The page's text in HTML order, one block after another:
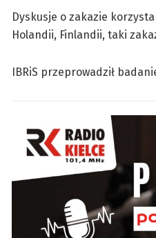
Dyskusje o zakazie
Holandii, Finlandii, taki
IBRiS przeprowadził